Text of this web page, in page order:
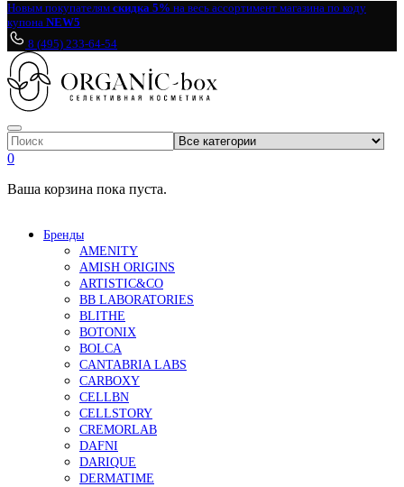
Новым покупателям скидка 5% на весь ассортимент магазина по коду
купона NEW5
8 (495) 233-64-54
0
Ваша корзина пока пуста.
Бренды
AMENITY
AMISH ORIGINS
ARTISTIC&CO
BB LABORATORIES
BLITHE
BOTONIX
BOLCA
CANTABRIA LABS
CARBOXY
CELLBN
CELLSTORY
CREMORLAB
DAFNI
DARIQUE
DERMATIME